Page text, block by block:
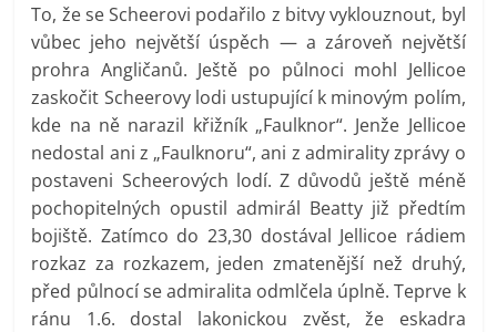
To, že se Scheerovi podařilo z bitvy vyklouznout, byl
vůbec jeho největší úspěch — a zároveň největší
prohra Angličanů. Ještě po půlnoci mohl Jellicoe
zaskočit Scheerovy lodi ustupující k minovým polím,
kde na ně narazil křižník „Faulknor“. Jenže Jellicoe
nedostal ani z „Faulknoru“, ani z admirality zprávy o
postaveni Scheerových lodí. Z důvodů ještě méně
pochopitelných opustil admirál Beatty již předtím
bojiště. Zatímco do 23,30 dostával Jellicoe rádiem
rozkaz za rozkazem, jeden zmatenější než druhý,
před půlnocí se admiralita odmlčela úplně. Teprve k
ránu 1.6. dostal lakonickou zvěst, že eskadra